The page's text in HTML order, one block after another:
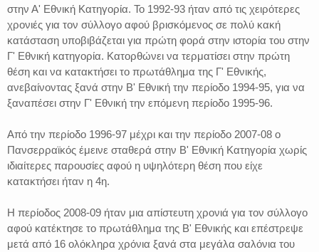
στην Α' Εθνική Κατηγορία. Το 1992-93 ήταν από τις χειρότερες
χρονιές για τον σύλλογο αφού βρισκόμενος σε πολύ κακή
κατάσταση υποβιβάζεται για πρώτη φορά στην ιστορία του στην
Γ' Εθνική κατηγορία. Κατορθώνει να τερματίσει στην πρώτη
θέση και να κατακτήσει το πρωτάθλημα της Γ' Εθνικής,
ανεβαίνοντας ξανά στην Β' Εθνική την περίοδο 1994-95, για να
ξαναπέσει στην Γ' Εθνική την επόμενη περίοδο 1995-96.
Από την περίοδο 1996-97 μέχρι και την περίοδο 2007-08 ο
Πανσερραϊκός έμεινε σταθερά στην Β' Εθνική Κατηγορία χωρίς
ιδιαίτερες παρουσίες αφού η υψηλότερη θέση που είχε
κατακτήσει ήταν η 4η.
Η περίοδος 2008-09 ήταν μια απίστευτη χρονιά για τον σύλλογο
αφού κατέκτησε το πρωτάθλημα της Β' Εθνικής και επέστρεψε
μετά από 16 ολόκληρα χρόνια ξανά στα μεγάλα σαλόνια του